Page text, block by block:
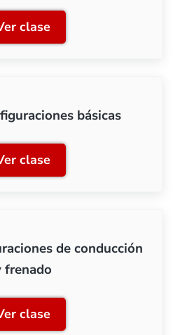
clase
Clase 2: Conociendo el
básicas
clase
Clase 3: Configuraciones
de conducción
frenado
clase
Clase 4: Configuraciones